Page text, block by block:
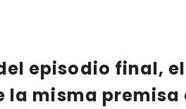
episodio final,
misma